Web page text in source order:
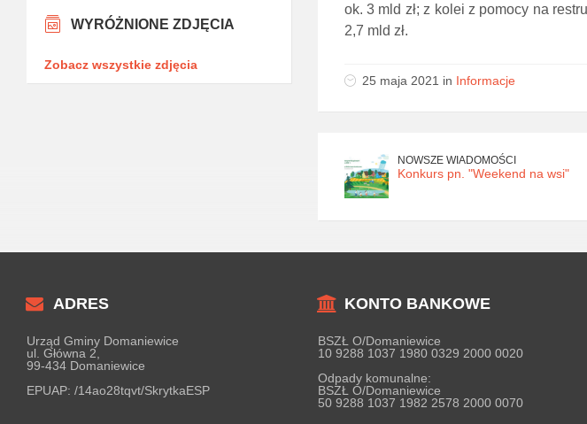
ok. 3 mld zł; z kolei z pomocy na
2,7 mld zł.
25 maja 2021 in Informacje
NOWSZE WIADOMOŚCI
Konkurs pn. "Weekend na wsi"
WYRÓŻNIONE ZDJĘCIA
Zobacz wszystkie zdjęcia
ADRES
Urząd Gminy Domaniewice
ul. Główna 2,
99-434 Domaniewice
EPUAP: /14ao28tqvt/SkrytkaESP
KONTO BANKOWE
BSZŁ O/Domaniewice
10 9288 1037 1980 0329 2000 0020
Odpady komunalne:
BSZŁ O/Domaniewice
50 9288 1037 1982 2578 2000 0070